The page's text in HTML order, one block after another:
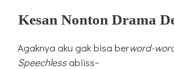
Kesan Nonton Drama
Agaknya aku gak bisa berword-
Speechlessabiiss~